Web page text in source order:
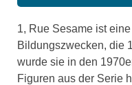
1, Rue Sesame ist
Bildungszwecken, die
wurde sie in den
Figuren aus der Serie